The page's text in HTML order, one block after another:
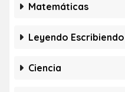
Matemáticas
Leyendo Escribiendo
Ciencia